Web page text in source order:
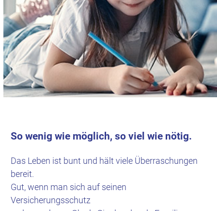
So wenig wie möglich, so viel wie nötig.
Das Leben ist bunt und hält viele Überraschungen
bereit.
Gut, wenn man sich auf seinen
Versicherungsschutz